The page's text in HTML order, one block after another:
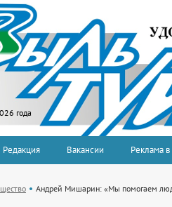
года
Редакция Вакансии Реклама в
Андрей Мишарин: «Мы помогаем